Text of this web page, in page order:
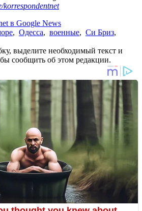
korrespondentnet
в Google News
, Одесса, военные, Си Бриз,
выделите необходимый текст и
сообщить об этом редакции.